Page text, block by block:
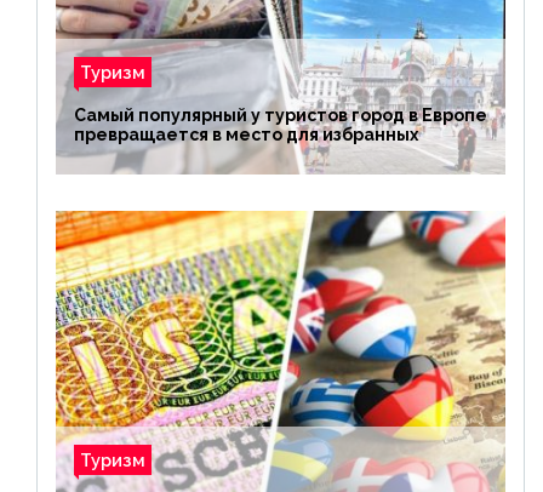
Туризм
Самый популярный у туристов город в Европе
превращается в место для избранных
Туризм